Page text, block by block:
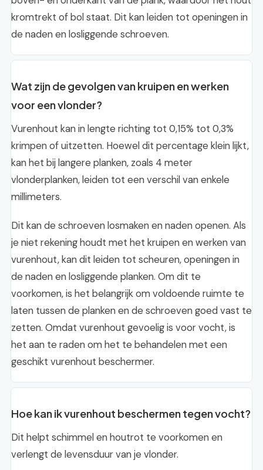
kromtrekt of bol staat. Dit kan leiden tot openingen in
de naden en losliggende schroeven.
Wat zijn de gevolgen van kruipen en werken
voor een vlonder?
Vurenhout kan in lengte richting tot 0,15% tot 0,3%
krimpen of uitzetten. Hoewel dit percentage klein lijkt,
kan het bij langere planken, zoals 4 meter
vlonderplanken, leiden tot een verschil van enkele
millimeters.
Dit kan de schroeven losmaken en naden openen. Als
je niet rekening houdt met het kruipen en werken van
vurenhout, kan dit leiden tot scheuren, openingen in
de naden en losliggende planken. Om dit te
voorkomen, is het belangrijk om voldoende ruimte te
laten tussen de planken en de schroeven goed vast te
zetten. Omdat vurenhout gevoelig is voor vocht, is
het aan te raden om het te behandelen met een
geschikt vurenhout beschermer.
Hoe kan ik vurenhout beschermen tegen vocht?
Dit helpt schimmel en houtrot te voorkomen en
verlengt de levensduur van je vlonder.